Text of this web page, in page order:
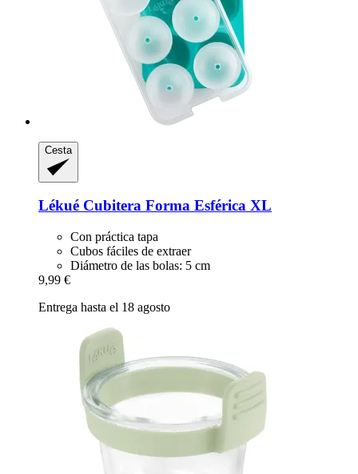
Cesta
Lékué Cubitera Forma Esférica XL
Con práctica tapa
Cubos fáciles de extraer
Diámetro de las bolas: 5 cm
9,99 €
Entrega hasta el 18 agosto